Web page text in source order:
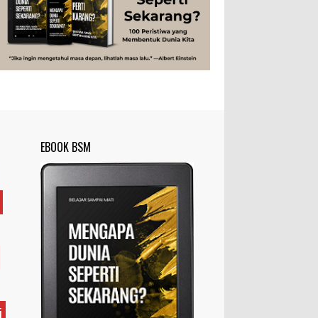
Tubuh Manusia
Umum
Rahasia Togel yang Tidak Dipahami
Pemain Togel
Ilustrasi/zdnet.com Ini adalah catatan
penutup untuk dua catatan saya
adalah istilah yang digunakan untuk
menyebut zat-zat yang tidak diinginkan,
yang terdapat dalam suatu...
Apa yang Disebut Badan Golgi?
Ilustrasi/utakatikotak.com Badan Golgi
(disebut pula aparatus Golgi, kompleks
Golgi, atau diktiosom) adalah organel
yang dikaitkan denga...
Apakah UFO Benar-benar Ada?
Ilustrasi/istimewa Sebagian orang
EBOOK BSM